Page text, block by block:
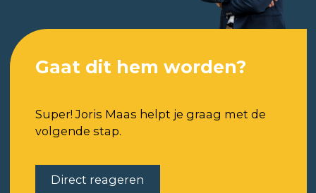
Gaat dit hem worden?
Super! Joris Maas helpt je graag met de
volgende stap.
Direct reageren